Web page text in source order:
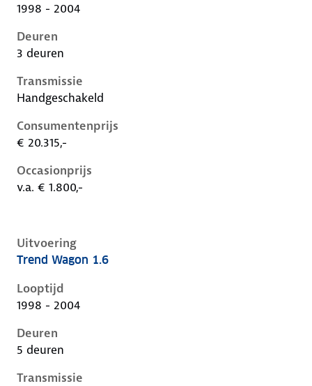
1998 - 2004
Deuren
3 deuren
Transmissie
Handgeschakeld
Consumentenprijs
€ 20.315,-
Occasionprijs
v.a. € 1.800,-
Uitvoering
Ford Focus i, wagon 1.6, 74 kW, Benzine, 5 deuren
Trend Wagon 1.6
Looptijd
1998 - 2004
Deuren
5 deuren
Transmissie